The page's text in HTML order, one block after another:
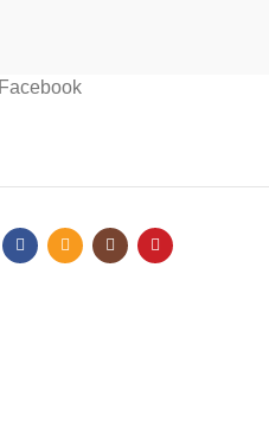
Facebook